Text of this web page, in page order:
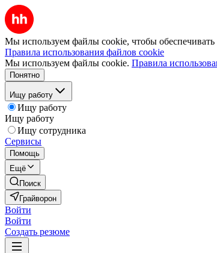
Мы используем файлы cookie, чтобы обеспечивать
Правила использования файлов cookie
Мы используем файлы cookie. Правила
Понятно
Ищу работу
Ищу работу
Ищу работу
Ищу сотрудника
Сервисы
Помощь
Ещё
Поиск
Грайворон
Войти
Войти
Создать резюме